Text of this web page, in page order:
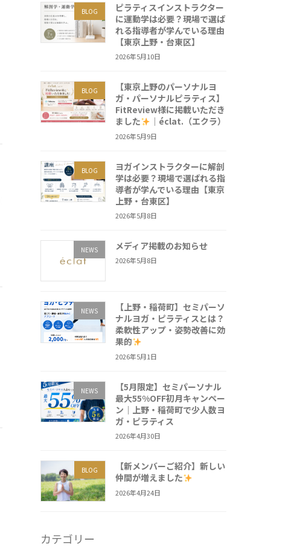
BLOG
ピラティスインストラクター
に運動学は必要？現場で選ば
れる指導者が学んでいる理由
【東京上野・台東区】
2026年5月10日
BLOG
【東京上野のパーソナルヨ
ガ・パーソナルピラティス】
FitReview様に掲載いただき
ました
｜éclat.（エクラ）
2026年5月9日
BLOG
ヨガインストラクターに解剖
学は必要？現場で選ばれる指
導者が学んでいる理由【東京
上野・台東区】
2026年5月8日
NEWS メディア掲載のお知らせ
2026年5月8日
NEWS
【上野・稲荷町】セミパーソ
ナルヨガ・ピラティスとは？
柔軟性アップ・姿勢改善に効
果的
2026年5月1日
NEWS
【5月限定】セミパーソナル
最大55%OFF初月キャンペー
ン｜上野・稲荷町で少人数ヨ
ガ・ピラティス
2026年4月30日
BLOG
【新メンバーご紹介】新しい
仲間が増えました
2026年4月24日
カテゴリー